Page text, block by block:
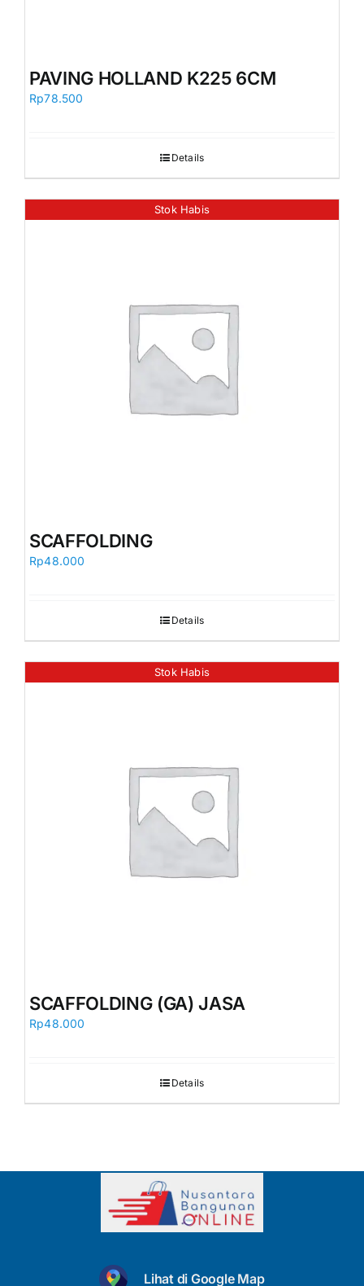
PAVING HOLLAND K225 6CM
Rp78.500
Details
Stok Habis
SCAFFOLDING
Rp48.000
Details
Stok Habis
SCAFFOLDING (GA) JASA
Rp48.000
Details
Lihat di Google Map